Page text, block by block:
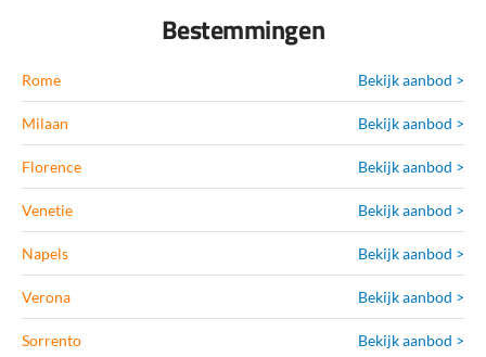
Bestemmingen
Rome Bekijk aanbod >
Milaan Bekijk aanbod >
Florence Bekijk aanbod >
Venetie Bekijk aanbod >
Napels Bekijk aanbod >
Verona Bekijk aanbod >
Sorrento Bekijk aanbod >